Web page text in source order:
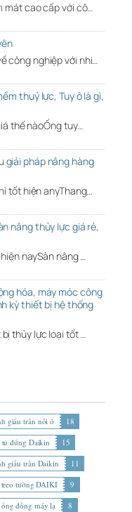
mát cao cấp với cô…
công nghiệp với nhi…
thuỷ lực, Tuy ô là gì,
thế nàoỐng tuy…
giải pháp nâng hàng
tốt hiện anyThang…
nâng thủy lực giá rẻ,
naySàn nâng …
hóa, máy móc công
kỳ thiết bị hệ thống
thủy lực loại tốt …
giấu trần nối ố
18
đứng Daikin
15
giấu trần Daikin
11
tường DAIKI
9
đồng máy lạ
8